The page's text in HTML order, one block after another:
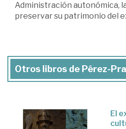
Administración autonómica,
preservar su patrimonio del
Otros libros de Pérez-
El